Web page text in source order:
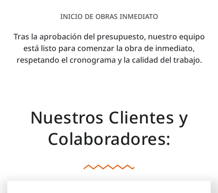
INICIO DE OBRAS INMEDIATO
Tras la aprobación del presupuesto, nuestro equipo
está listo para comenzar la obra de inmediato,
respetando el cronograma y la calidad del trabajo.
Nuestros Clientes y
Colaboradores: